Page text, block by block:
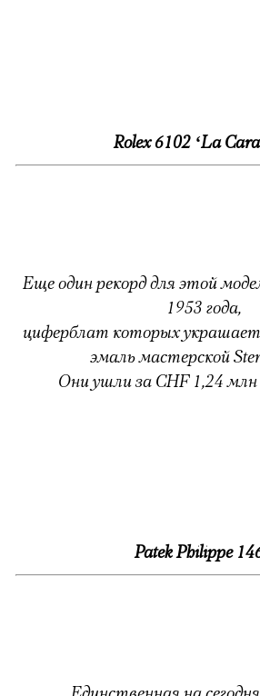
Rolex 6102 ‘La
Еще один рекорд для этой
1953 года,
циферблат которых украшает
эмаль мастерской
Они ушли за CHF 1,24
Patek Philippe
Единственная на